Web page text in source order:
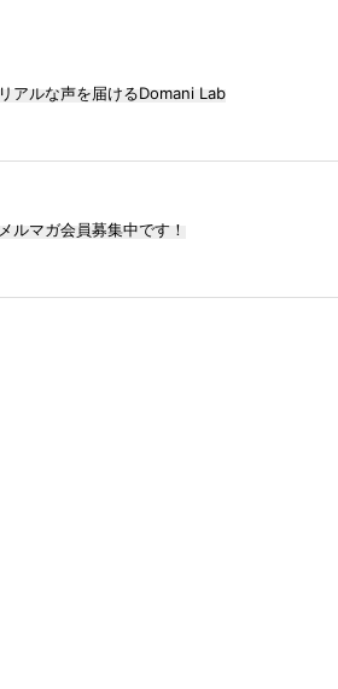
リアルな声を届けるDomani Lab
メルマガ会員募集中です！